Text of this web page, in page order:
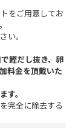
をご用意してお
い。
鰹だし抜き、卵
料金を頂戴いた
す。
完全に除去する